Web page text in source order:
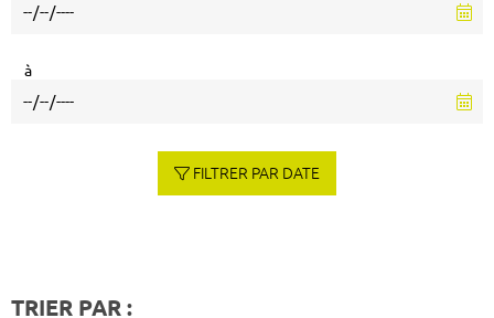
à
FILTRER PAR DATE
TRIER PAR :